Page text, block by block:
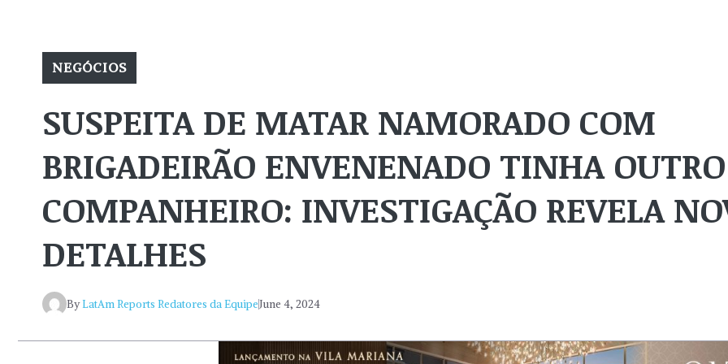
NEGÓCIOS
SUSPEITA DE MATAR NAMORADO COM
BRIGADEIRÃO ENVENENADO TINHA OUTRO
COMPANHEIRO: INVESTIGAÇÃO REVELA
DETALHES
ByLatAm Reports Redatores da EquipeJune 4, 2024